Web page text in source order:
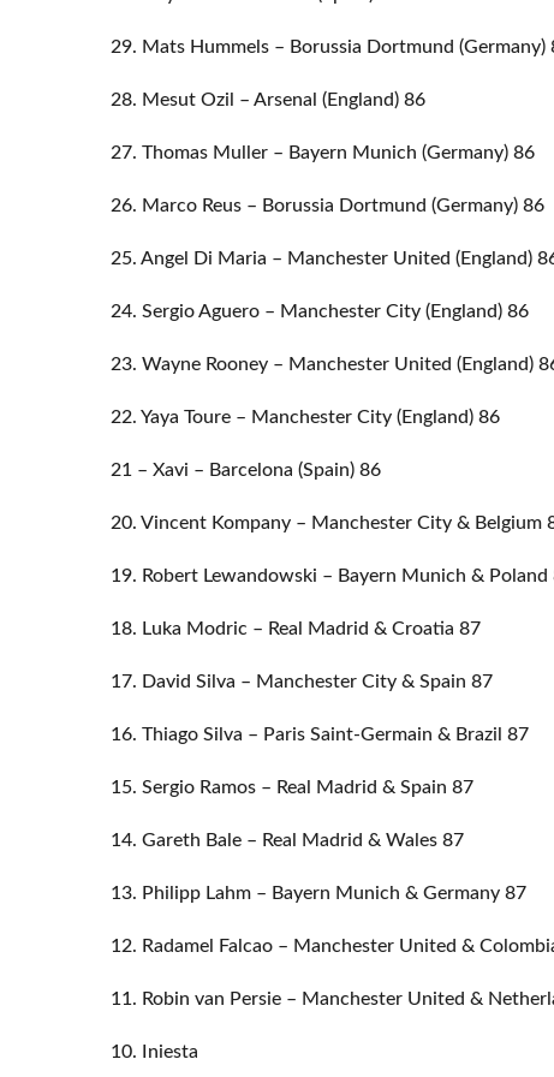
29. Mats Hummels – Borussia Dortmund (Germany)
28. Mesut Ozil – Arsenal (England) 86
27. Thomas Muller – Bayern Munich (Germany) 86
26. Marco Reus – Borussia Dortmund (Germany) 86
25. Angel Di Maria – Manchester United (England)
24. Sergio Aguero – Manchester City (England) 86
23. Wayne Rooney – Manchester United (England)
22. Yaya Toure – Manchester City (England) 86
21 – Xavi – Barcelona (Spain) 86
20. Vincent Kompany – Manchester City & Belgium
19. Robert Lewandowski – Bayern Munich & Poland
18. Luka Modric – Real Madrid & Croatia 87
17. David Silva – Manchester City & Spain 87
16. Thiago Silva – Paris Saint-Germain & Brazil 87
15. Sergio Ramos – Real Madrid & Spain 87
14. Gareth Bale – Real Madrid & Wales 87
13. Philipp Lahm – Bayern Munich & Germany 87
12. Radamel Falcao – Manchester United &
11. Robin van Persie – Manchester United &
10. Iniesta